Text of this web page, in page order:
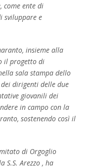
come ente di
sviluppare e
insieme alla
il progetto di
sala stampa dello
dei dirigenti delle due
giovanili dei
in campo con la
sostenendo così il
di Orgoglio
S.S. Arezzo , ha